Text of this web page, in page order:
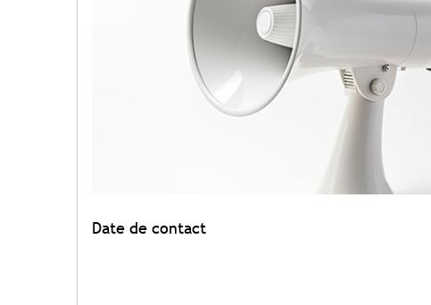
Date de contact